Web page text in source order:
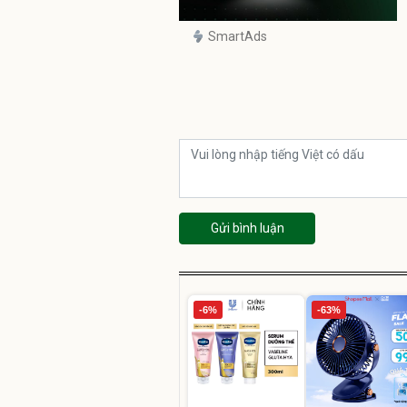
SmartAds
Gửi bình luận
-6% -63%